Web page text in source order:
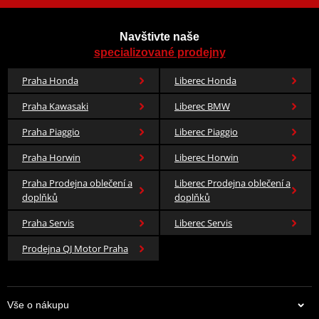
Navštivte naše
specializované prodejny
Praha Honda
Liberec Honda
Praha Kawasaki
Liberec BMW
Praha Piaggio
Liberec Piaggio
Praha Horwin
Liberec Horwin
Praha Prodejna oblečení a
doplňků
Liberec Prodejna oblečení a
doplňků
Praha Servis
Liberec Servis
Prodejna QJ Motor Praha
Vše o nákupu